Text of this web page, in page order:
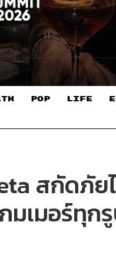
POP LIFE
สกัดภัย
มเมอร์ทุก